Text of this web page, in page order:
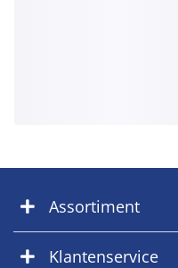
Assortiment
Klantenservice